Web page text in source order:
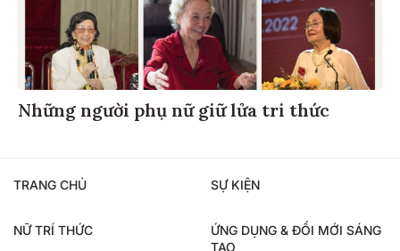
Những người phụ nữ giữ lửa tri thức
TRANG CHỦ SỰ KIỆN
NỮ TRÍ THỨC
ỨNG DỤNG & ĐỔI MỚI SÁNG
TẠO